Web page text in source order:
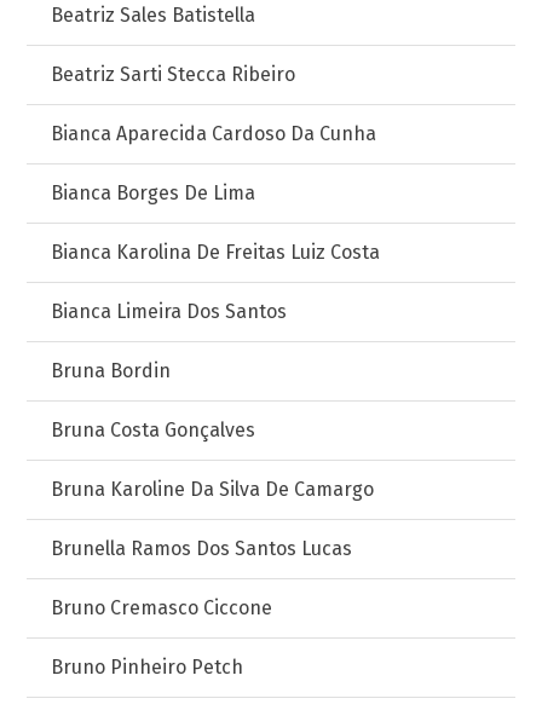
Beatriz Sales Batistella
Beatriz Sarti Stecca Ribeiro
Bianca Aparecida Cardoso Da Cunha
Bianca Borges De Lima
Bianca Karolina De Freitas Luiz Costa
Bianca Limeira Dos Santos
Bruna Bordin
Bruna Costa Gonçalves
Bruna Karoline Da Silva De Camargo
Brunella Ramos Dos Santos Lucas
Bruno Cremasco Ciccone
Bruno Pinheiro Petch